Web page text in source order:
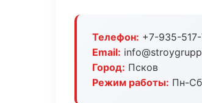
Телефон: +7-935-
Email:
Город: Псков
Режим работы: Пн-